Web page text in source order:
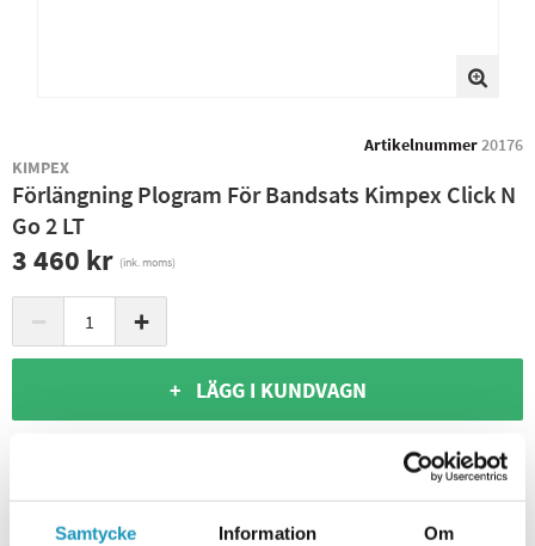
Samtycke Information Om
Artikelnummer20176
KIMPEX
Förlängning Plogram För Bandsats Kimpex Click N
Go 2 LT
3 460 kr (ink. moms)
− +
+ LÄGG I KUNDVAGN